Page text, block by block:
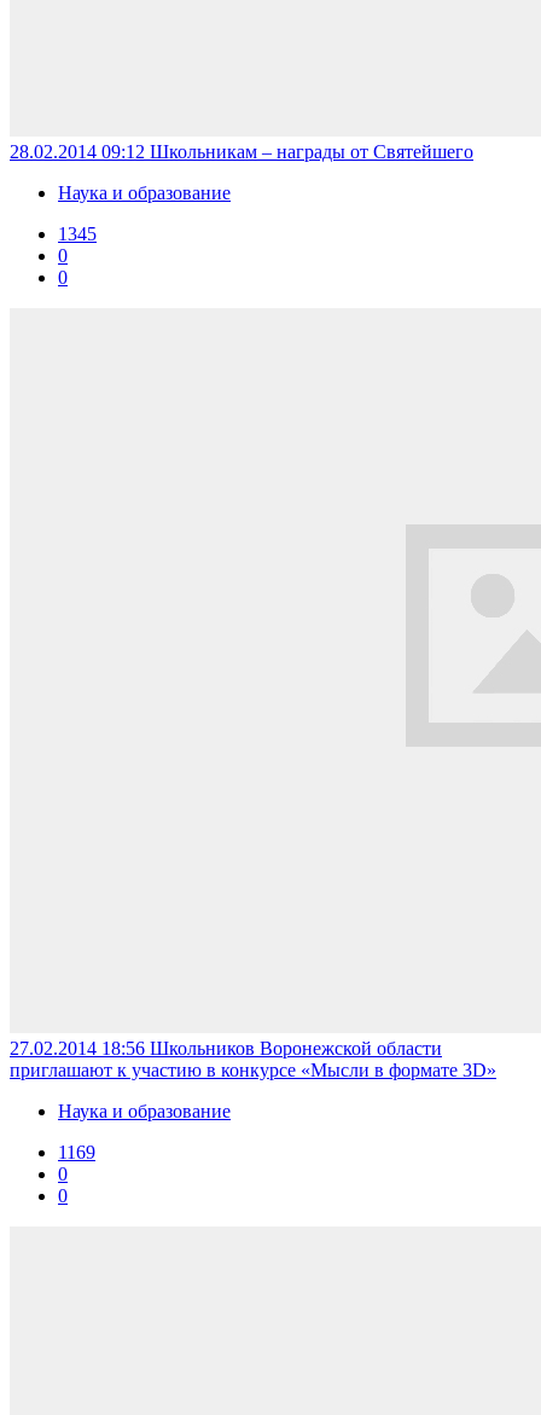
28.02.2014 09:12 Школьникам – награды от Святейшего
Наука и образование
1345
0
0
27.02.2014 18:56 Школьников Воронежской области
приглашают к участию в конкурсе «Мысли в формате 3D»
Наука и образование
1169
0
0